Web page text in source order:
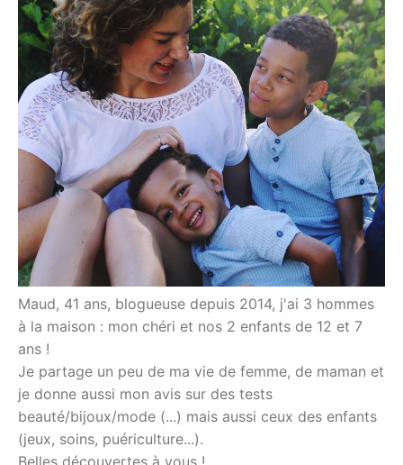
Maud, 41 ans, blogueuse depuis 2014, j'ai 3 hommes
à la maison : mon chéri et nos 2 enfants de 12 et 7
ans !
Je partage un peu de ma vie de femme, de maman et
je donne aussi mon avis sur des tests
beauté/bijoux/mode (...) mais aussi ceux des enfants
(jeux, soins, puériculture...).
Belles découvertes à vous !